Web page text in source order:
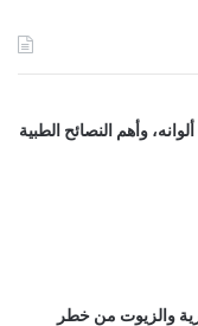
وأهم النصائح الطبية
والزيوت من خطر